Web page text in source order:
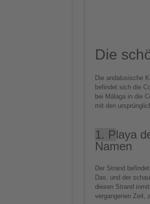
Die
Die andalusische
befindet sich die
bei Málaga in die
mit den
1. Playa
Namen
Der Strand
Das, und der
diesen Strand
vergangenen Zeit,